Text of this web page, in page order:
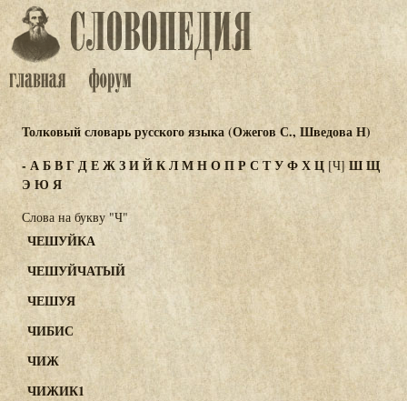
Толковый словарь русского языка (Ожегов С., Шведова Н)
-АБВГДЕЖЗИЙКЛМНОПР СТУФХЦ [Ч] ШЩ
Э Ю Я
Слова на букву "Ч"
ЧЕШУЙКА
ЧЕШУЙЧАТЫЙ
ЧЕШУЯ
ЧИБИС
ЧИЖ
ЧИЖИК1